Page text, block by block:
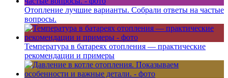
Отопление лучшие варианты. Собрали ответы на частые
вопросы.
Температура в батареях отопления — практические
рекомендации и примеры